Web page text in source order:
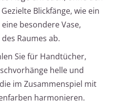
Blickfänge, wie ein
besondere Vase,
Raumes ab.
Sie für Handtücher,
helle und
im Zusammenspiel mit
harmonieren.